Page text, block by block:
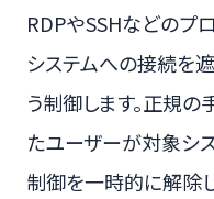
RDPやSSHなどのプ
システムへの接続を
う制御します。正規
たユーザーが対象シ
制御を一時的に解除